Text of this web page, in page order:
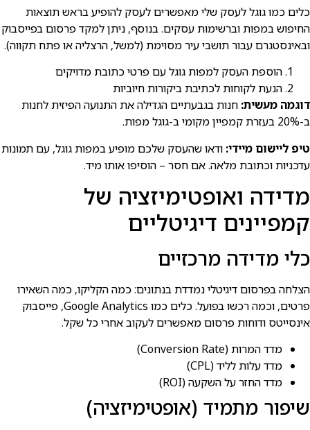
כלים כמו גוגל לעסק שלי מאפשרים לעסק להופיע בראש תוצאות
החיפוש במפות וברשימות עסקים. בנוסף, ניתן למקד פרסום בפייסבוק
ובאינסטגרם עבור תושבי עיר מסוימת (למשל, הרצליה או פתח תקווה).
הוספת העסק למפות גוגל עם פרטי כתובת מדויקים
הנעת לקוחות לכתיבת ביקורות חיוביות
דוגמה מעשית: חנות בגבעתיים הגדילה את התנועה הפיזית לחנות
ב-20% בעזרת קמפיין מקומי ב-גוגל מפות.
טיפ ליישום מיידי: ודאו שהעסק שלכם מופיע במפות גוגל, עם תמונות
עדכניות וכתובת מלאה. אם חסר – הוסיפו אותו מיד.
מדידה ואופטימיזציה של
קמפיינים דיגיטליים
כלי מדידה מרכזיים
הצלחה בפרסום דיגיטלי נמדדת בנתונים: כמה הקליקו, כמה השאירו
פרטים, וכמה רכשו בפועל. כלים כמו Google Analytics, פייסבוק
אינסייטס ודוחות פרסום מאפשרים לעקוב אחרי כל שקל.
מדד המרות (Conversion Rate)
מדד עלות לליד (CPL)
מדד החזר על השקעה (ROI)
שיפור מתמיד (אופטימיזציה)